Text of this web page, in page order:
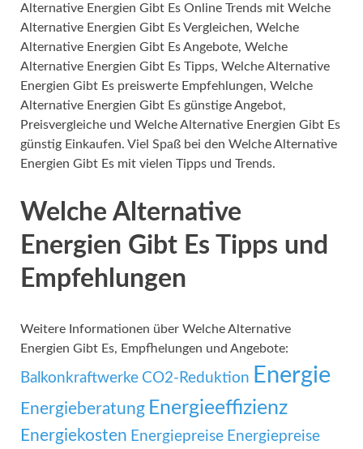
Alternative Energien Gibt Es Online Trends mit Welche
Alternative Energien Gibt Es Vergleichen, Welche
Alternative Energien Gibt Es Angebote, Welche
Alternative Energien Gibt Es Tipps, Welche Alternative
Energien Gibt Es preiswerte Empfehlungen, Welche
Alternative Energien Gibt Es günstige Angebot,
Preisvergleiche und Welche Alternative Energien Gibt Es
günstig Einkaufen. Viel Spaß bei den Welche Alternative
Energien Gibt Es mit vielen Tipps und Trends.
Welche Alternative
Energien Gibt Es Tipps und
Empfehlungen
Weitere Informationen über Welche Alternative
Energien Gibt Es, Empfhelungen und Angebote:
Balkonkraftwerke CO2-Reduktion Energie
Energieberatung Energieeffizienz
Energiekosten Energiepreise Energiepreise